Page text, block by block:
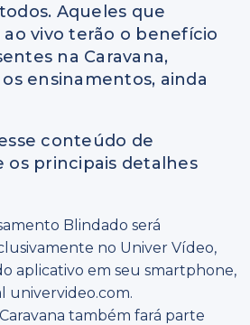
Aqueles que
vivo terão o benefício
na Caravana,
ensinamentos, ainda
conteúdo de
os principais detalhes
Blindado será
no Univer Vídeo,
aplicativo em seu smartphone,
univervideo.com.
também fará parte